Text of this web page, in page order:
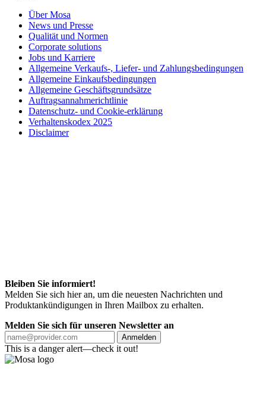
Über Mosa
News und Presse
Qualität und Normen
Corporate solutions
Jobs und Karriere
Allgemeine Verkaufs-, Liefer- und Zahlungsbedingungen
Allgemeine Einkaufsbedingungen
Allgemeine Geschäftsgrundsätze
Auftragsannahmerichtlinie
Datenschutz- und Cookie-erklärung
Verhaltenskodex 2025
Disclaimer
Bleiben Sie informiert!
Melden Sie sich hier an, um die neuesten Nachrichten und
Produktankündigungen in Ihren Mailbox zu erhalten.
Melden Sie sich für unseren Newsletter an
Anmelden
This is a danger alert—check it out!